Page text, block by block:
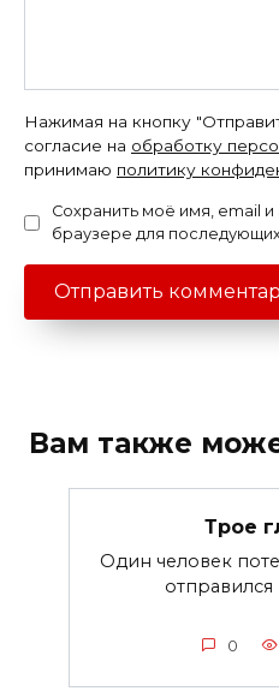
Нажимая на кнопку
согласие на обработку
принимаю политику
Сохранить моё имя, email и
браузере для
Вам также
Трое
Один человек
отправился
0